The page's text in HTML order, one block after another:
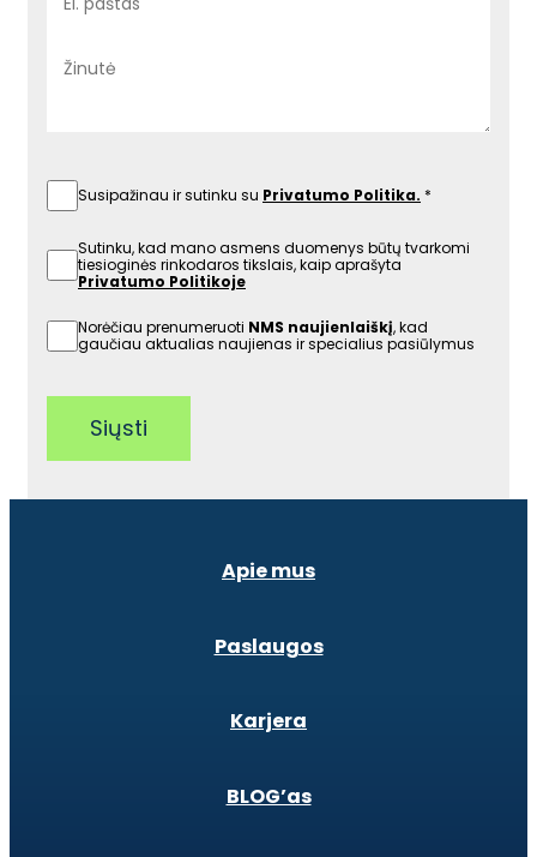
Susipažinau ir sutinku su Privatumo Politika.
Sutinku, kad mano asmens duomenys būtų tvarkomi
tiesioginės rinkodaros tikslais, kaip aprašyta
Privatumo Politikoje
Norėčiau prenumeruoti NMS naujienlaiškį, kad
gaučiau aktualias naujienas ir specialius pasiūlymus
Siųsti
Apie mus
Paslaugos
Karjera
BLOG’as